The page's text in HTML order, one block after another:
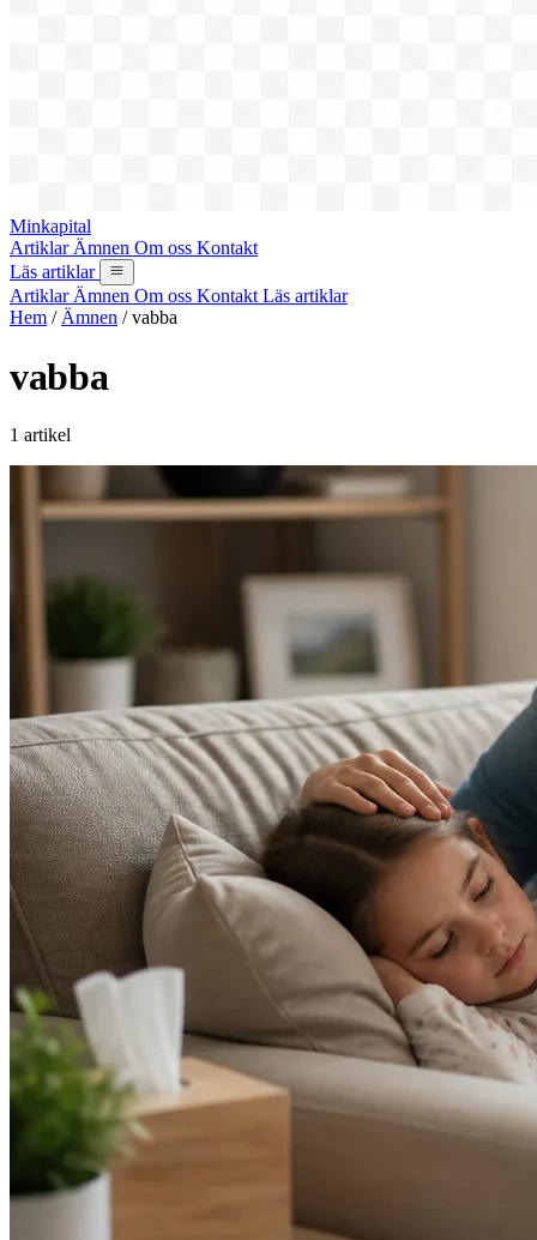
Minkapital
Artiklar Ämnen Om oss Kontakt
Läs artiklar
Artiklar Ämnen Om oss Kontakt Läs artiklar
Hem / Ämnen / vabba
vabba
1 artikel